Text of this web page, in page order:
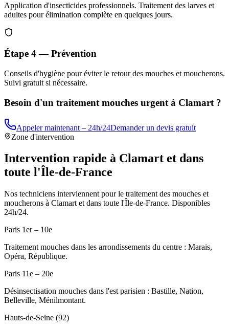
Application d'insecticides professionnels. Traitement des larves et
adultes pour élimination complète en quelques jours.
Étape 4 — Prévention
Conseils d'hygiène pour éviter le retour des mouches et moucherons.
Suivi gratuit si nécessaire.
Besoin d'un traitement mouches urgent à Clamart ?
Appeler maintenant – 24h/24Demander un devis gratuit
Zone d'intervention
Intervention rapide à Clamart et dans
toute l'Île-de-France
Nos techniciens interviennent pour le traitement des mouches et
moucherons à Clamart et dans toute l'Île-de-France. Disponibles
24h/24.
Paris 1er – 10e
Traitement mouches dans les arrondissements du centre : Marais,
Opéra, République.
Paris 11e – 20e
Désinsectisation mouches dans l'est parisien : Bastille, Nation,
Belleville, Ménilmontant.
Hauts-de-Seine (92)